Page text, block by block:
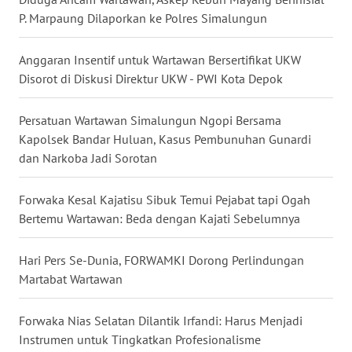
P. Marpaung Dilaporkan ke Polres Simalungun
Anggaran Insentif untuk Wartawan Bersertifikat UKW
Disorot di Diskusi Direktur UKW - PWI Kota Depok
Persatuan Wartawan Simalungun Ngopi Bersama
Kapolsek Bandar Huluan, Kasus Pembunuhan Gunardi
dan Narkoba Jadi Sorotan
Forwaka Kesal Kajatisu Sibuk Temui Pejabat tapi Ogah
Bertemu Wartawan: Beda dengan Kajati Sebelumnya
Hari Pers Se-Dunia, FORWAMKI Dorong Perlindungan
Martabat Wartawan
Forwaka Nias Selatan Dilantik Irfandi: Harus Menjadi
Instrumen untuk Tingkatkan Profesionalisme
WN
KALTENG
WN
KALTARA
WN
KALSEL
WN
WN
GORONTALO